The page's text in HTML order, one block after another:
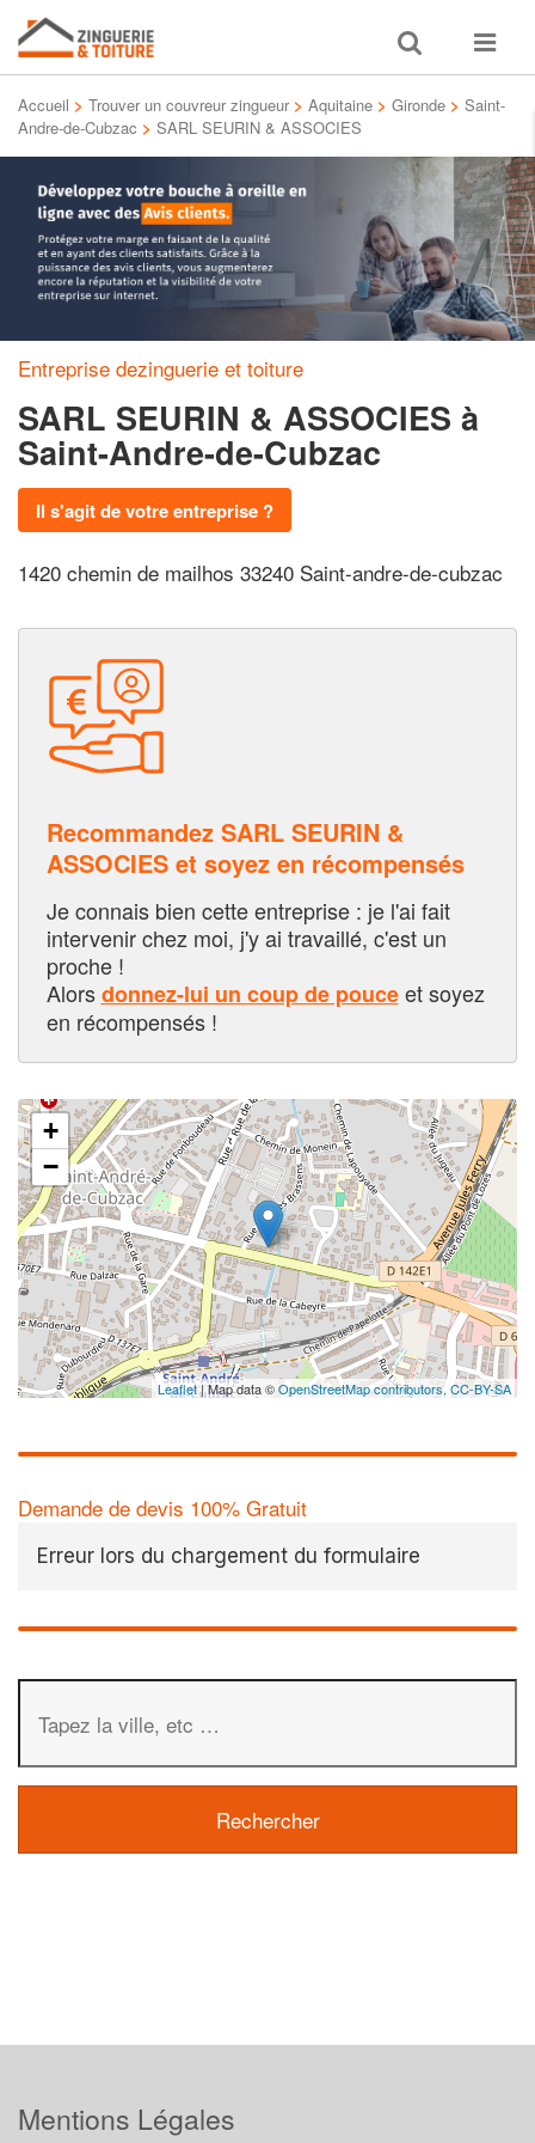
Toggle
search
Toggle
Accueil > Trouver un couvreur zingueur > Aquitaine > Gironde > Saint-
Andre-de-Cubzac > SARL SEURIN & ASSOCIES
Entreprise dezinguerie et toiture
SARL SEURIN & ASSOCIES à
Saint-Andre-de-Cubzac
Il s'agit de votre entreprise ?
1420 chemin de mailhos 33240 Saint-andre-de-cubzac
Recommandez SARL SEURIN &
ASSOCIES et soyez en récompensés
Je connais bien cette entreprise : je l'ai fait
intervenir chez moi, j'y ai travaillé, c'est un
proche !
Alorsdonnez-lui un coup de pouceet soyez
en récompensés !
+
−
Leaflet| Map data ©OpenStreetMap contributors, CC-BY-SA
Demande de devis 100% Gratuit
Erreur lors du chargement du formulaire
Mentions Légales